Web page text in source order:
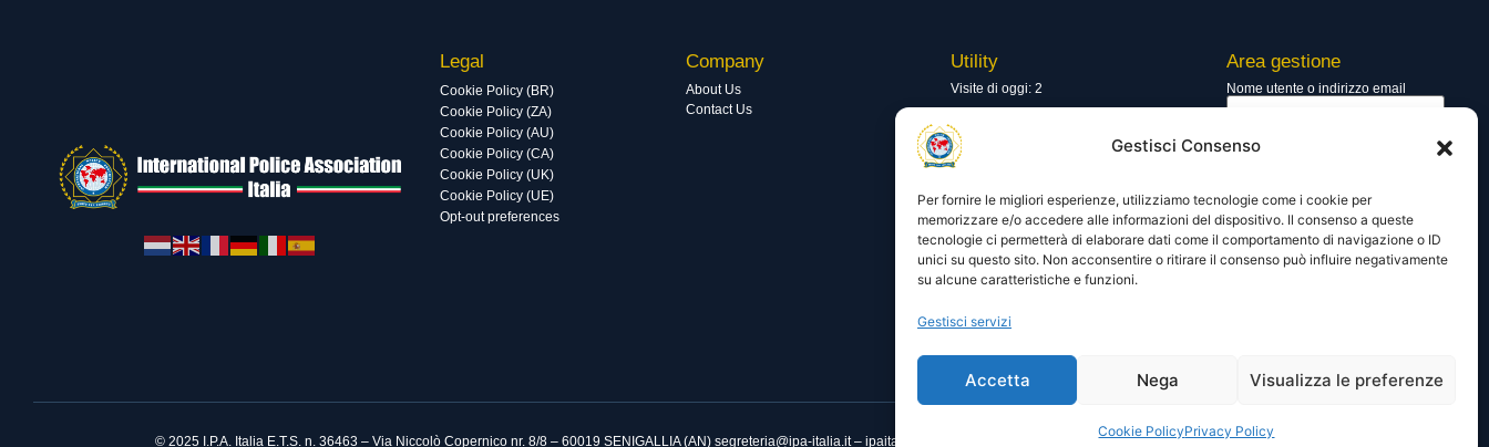
Gestisci Consenso
Per fornire le migliori esperienze, utilizziamo tecnologie come i cookie per
memorizzare e/o accedere alle informazioni del dispositivo. Il consenso a queste
tecnologie ci permetterà di elaborare dati come il comportamento di navigazione o ID
unici su questo sito. Non acconsentire o ritirare il consenso può influire negativamente
su alcune caratteristiche e funzioni.
Gestisci servizi
Accetta Nega Visualizza le preferenze
Cookie PolicyPrivacy Policy
Legal
Cookie Policy (BR)
Cookie Policy (ZA)
Cookie Policy (AU)
Cookie Policy (CA)
Cookie Policy (UK)
Cookie Policy (UE)
Opt-out preferences
Company
About Us
Contact Us
Utility
Visite di oggi: 2
Visite totali: 13753
Area gestione
Nome utente o indirizzo email
Ricordami
© 2025 I.P.A. Italia E.T.S. n. 36463 – Via Niccolò Copernico nr. 8/8 – 60019 SENIGALLIA (AN) segreteria@ipa-italia.it – ipaitalia@pec.ipa-italia.it – Powered byMimosa Blu